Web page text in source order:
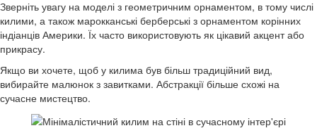
Зверніть увагу на моделі з геометричним орнаментом, в тому числі
килими, а також марокканські берберські з орнаментом корінних
індіанців Америки. Їх часто використовують як цікавий акцент або
прикрасу.
Якщо ви хочете, щоб у килима був більш традиційний вид,
вибирайте малюнок з завитками. Абстракції більше схожі на
сучасне мистецтво.